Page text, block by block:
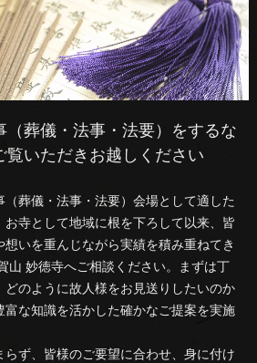
（葬儀・法事・法要）をするな
覧いただきお越しください
葬儀・法事・法要）会場として適した
寺として地域に根を下ろして以来、皆
いを重んじながら実績を積み重ねてき
山 妙徳寺へご相談ください。まずは丁
のように故人様をお見送りしたいのか
富な知識を活かした確かなご提案を実施
らず、皆様のご要望に合わせ、身に付け